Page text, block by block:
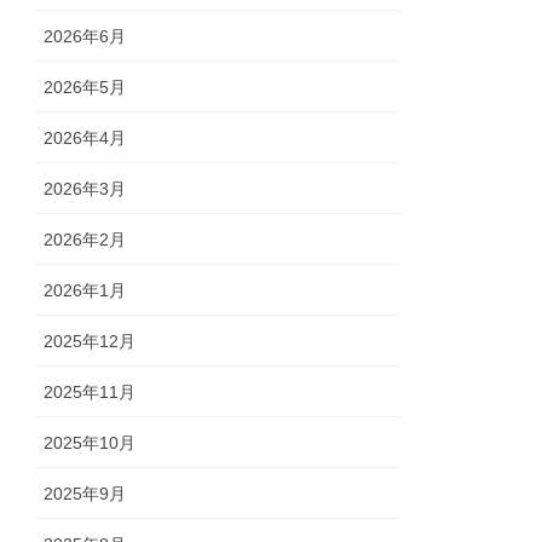
2026年6月
2026年5月
2026年4月
2026年3月
2026年2月
2026年1月
2025年12月
2025年11月
2025年10月
2025年9月